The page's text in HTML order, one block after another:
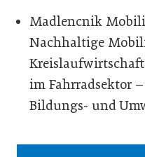
Madlencnik
Nachhaltige
Kreislaufwirtschaft
im Fahrradsektor
Bildungs- und